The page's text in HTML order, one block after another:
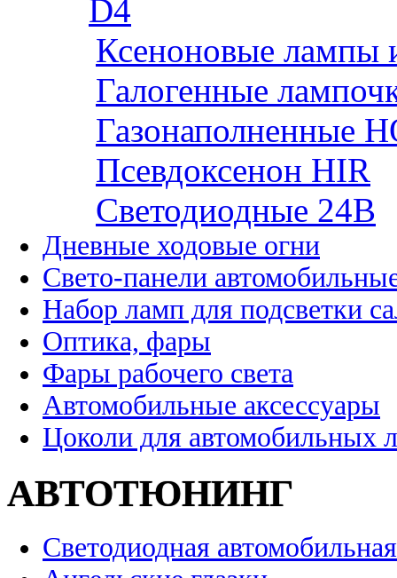
D4
Ксеноновые лампы
Галогенные
Газонаполненные
Псевдоксенон HIR
Cветодиодные 24B
Дневные ходовые огни
Свето-панели
Набор ламп для подсветки
Оптика, фары
Фары рабочего света
Автомобильные аксессуары
Цоколи для автомобильных
АВТОТЮНИНГ
Светодиодная